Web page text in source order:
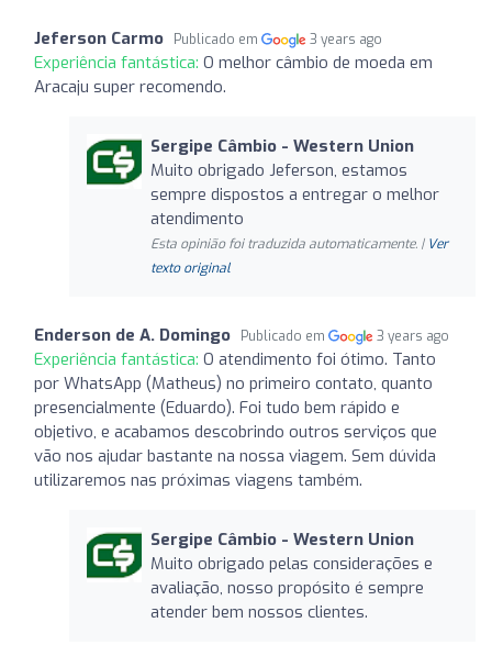
Jeferson Carmo Publicado em 3 years ago
Experiência fantástica: O melhor câmbio de moeda em
Aracaju super recomendo.
Sergipe Câmbio - Western Union
Muito obrigado Jeferson, estamos
sempre dispostos a entregar o melhor
atendimento
Esta opinião foi traduzida automaticamente. | Ver
texto original
Enderson de A. Domingo Publicado em 3 years ago
Experiência fantástica: O atendimento foi ótimo. Tanto
por WhatsApp (Matheus) no primeiro contato, quanto
presencialmente (Eduardo). Foi tudo bem rápido e
objetivo, e acabamos descobrindo outros serviços que
vão nos ajudar bastante na nossa viagem. Sem dúvida
utilizaremos nas próximas viagens também.
Sergipe Câmbio - Western Union
Muito obrigado pelas considerações e
avaliação, nosso propósito é sempre
atender bem nossos clientes.